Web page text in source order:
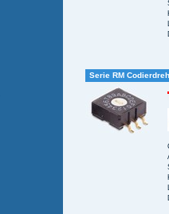
Serie RM